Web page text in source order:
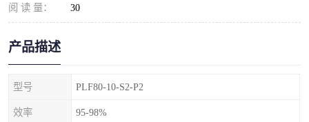
阅 读 量： 30
产品描述
型号 PLF80-10-S2-P2
效率 95-98%